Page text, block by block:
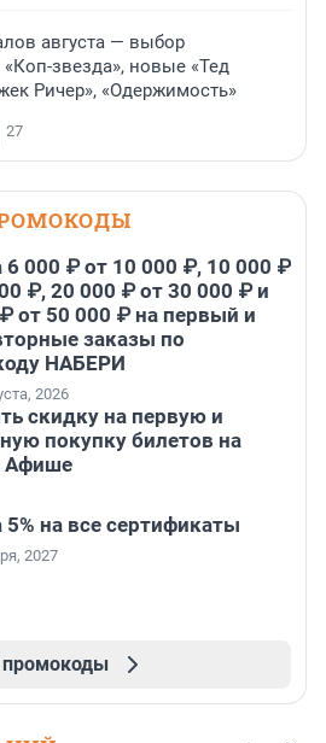
августа — выбор
звезда», новые «Тед
Ричер», «Одержимость»
27
6 000 ₽ от 10 000 ₽, 10 000 ₽
₽, 20 000 ₽ от 30 000 ₽ и
от 50 000 ₽ на первый и
заказы по
НАБЕРИ
2026
скидку на первую и
покупку билетов на
Афише
на все сертификаты
2027
промокоды